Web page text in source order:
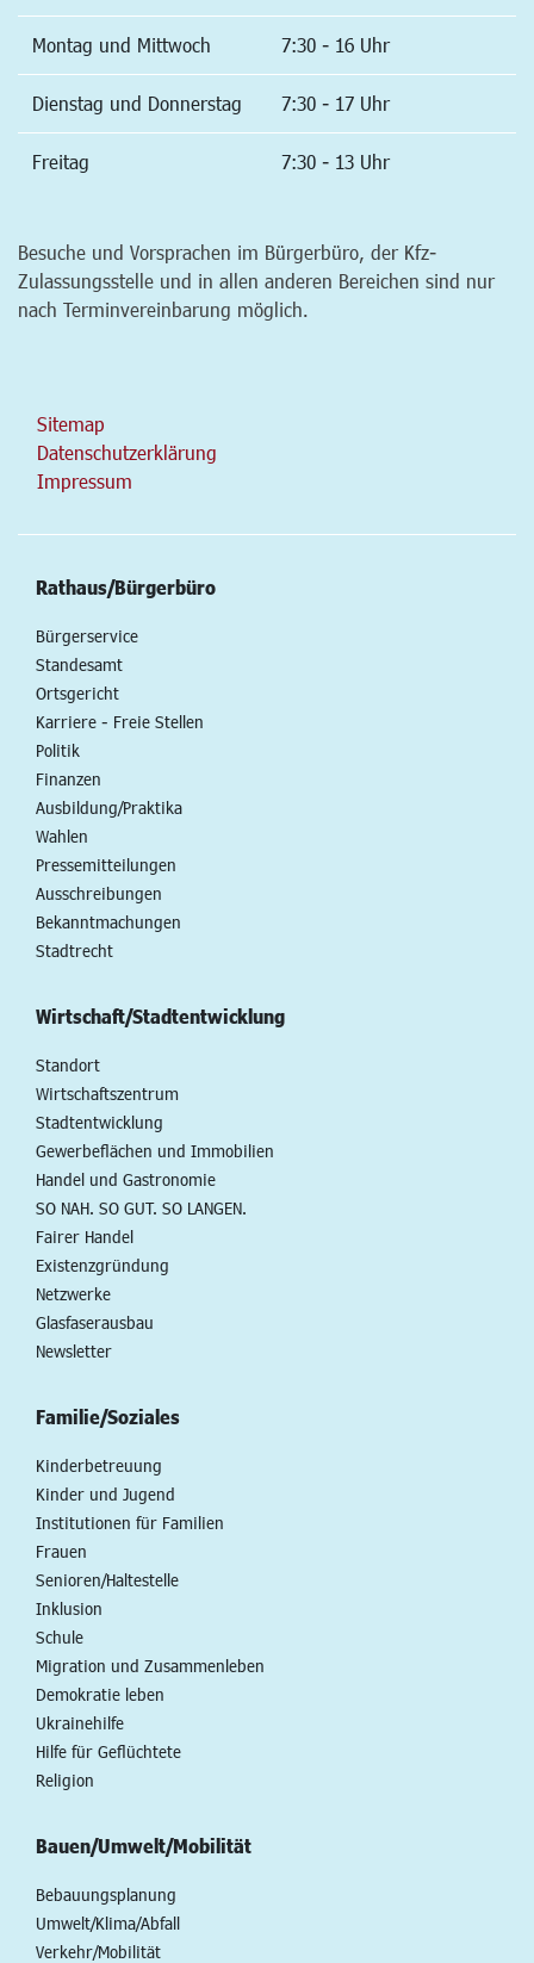
Montag und Mittwoch 7:30 - 16 Uhr
Dienstag und Donnerstag 7:30 - 17 Uhr
Freitag 7:30 - 13 Uhr
Besuche und Vorsprachen im Bürgerbüro, der Kfz-
Zulassungsstelle und in allen anderen Bereichen sind nur
nach Terminvereinbarung möglich.
Sitemap
Datenschutzerklärung
Impressum
Rathaus/Bürgerbüro
Bürgerservice
Standesamt
Ortsgericht
Karriere - Freie Stellen
Politik
Finanzen
Ausbildung/Praktika
Wahlen
Pressemitteilungen
Ausschreibungen
Bekanntmachungen
Stadtrecht
Wirtschaft/Stadtentwicklung
Standort
Wirtschaftszentrum
Stadtentwicklung
Gewerbeflächen und Immobilien
Handel und Gastronomie
SO NAH. SO GUT. SO LANGEN.
Fairer Handel
Existenzgründung
Netzwerke
Glasfaserausbau
Newsletter
Familie/Soziales
Kinderbetreuung
Kinder und Jugend
Institutionen für Familien
Frauen
Senioren/Haltestelle
Inklusion
Schule
Migration und Zusammenleben
Demokratie leben
Ukrainehilfe
Hilfe für Geflüchtete
Religion
Bauen/Umwelt/Mobilität
Bebauungsplanung
Umwelt/Klima/Abfall
Verkehr/Mobilität